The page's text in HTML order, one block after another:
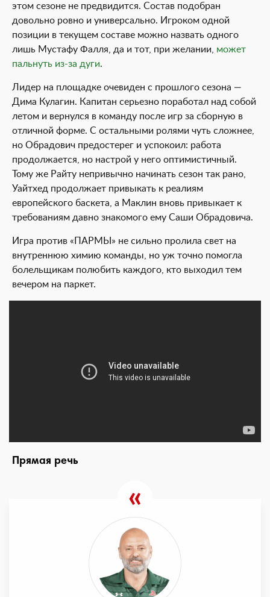
этом сезоне не предвидится. Состав подобран
довольно ровно и универсально. Игроком одной
позиции в текущем составе можно назвать одного
лишь Мустафу Фалля, да и тот, при желании, может
пальнуть из-за дуги.
Лидер на площадке очевиден с прошлого сезона —
Дима Кулагин. Капитан серьезно поработал над собой
летом и вернулся в команду после игр за сборную в
отличной форме. С остальными ролями чуть сложнее,
но Обрадович предостерег и успокоил: работа
продолжается, но настрой у него оптимистичный.
Тому же Райту непривычно начинать сезон так рано,
Уайтхед продолжает привыкать к реалиям
европейского баскета, а Маклин вновь привыкает к
требованиям давно знакомого ему Саши Обрадовича.
Игра против «ПАРМЫ» не сильно пролила свет на
внутреннюю химию команды, но уж точно помогла
болельщикам полюбить каждого, кто выходил тем
вечером на паркет.
Прямая речь